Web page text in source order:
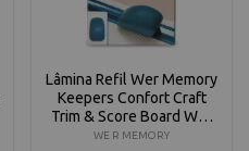
Lâmina Refil Wer Memory
Keepers Confort Craft
Trim & Score Board Wer
Memory Keepers 660558
WE R MEMORY